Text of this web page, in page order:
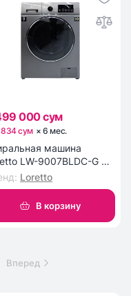
000 сум
сум ×6 мес.
машина
LW-9007BLDC-G 9
: Loretto
В корзину
Вперед